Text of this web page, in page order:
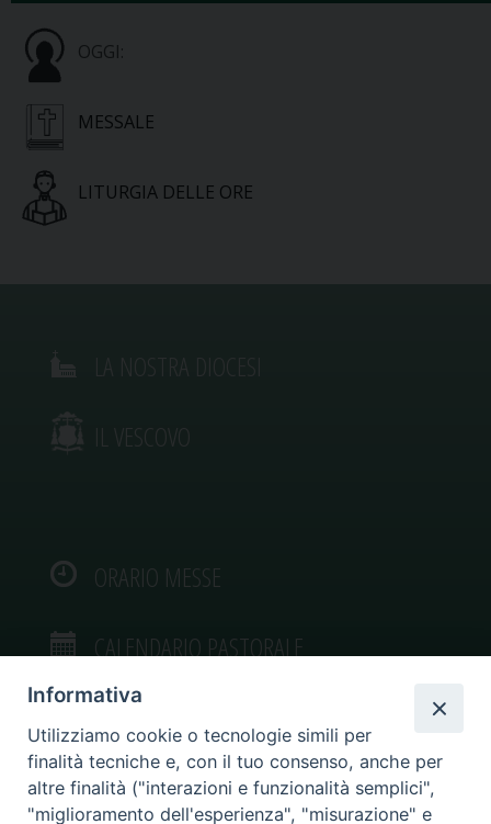
OGGI:
MESSALE
LITURGIA DELLE ORE
IL VESCOVO
ORARIO MESSE
CALENDARIO PASTORALE
VIDEOGALLERY
Informativa
Utilizziamo cookie o tecnologie simili per
finalità tecniche e, con il tuo consenso, anche per
altre finalità ("interazioni e funzionalità semplici",
"miglioramento dell'esperienza", "misurazione" e